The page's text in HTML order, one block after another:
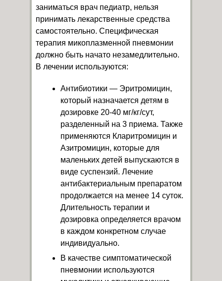
заниматься врач педиатр, нельзя
принимать лекарственные средства
самостоятельно. Специфическая
терапия микоплазменной пневмонии
должно быть начато незамедлительно.
В лечении используются:
Антибиотики — Эритромицин,
который назначается детям в
дозировке 20-40 мг/кг/сут,
разделенный на 3 приема. Также
применяются Кларитромицин и
Азитромицин, которые для
маленьких детей выпускаются в
виде суспензий. Лечение
антибактериальным препаратом
продолжается на менее 14 суток.
Длительность терапии и
дозировка определяется врачом
в каждом конкретном случае
индивидуально.
В качестве симптоматической
пневмонии используются